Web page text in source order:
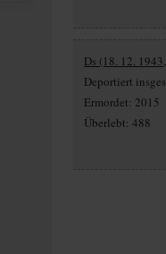
Ds (18. 12.
Deportiert
Ermordet: 2015
Überlebt: 488